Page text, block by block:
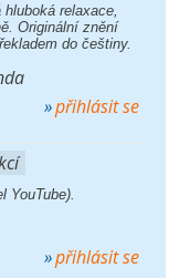
relaxace,
Originální znění
do češtiny.
přihlásit se
YouTube).
přihlásit se